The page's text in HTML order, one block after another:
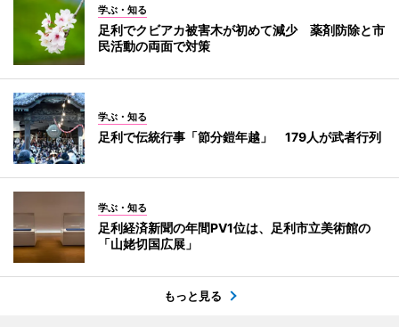
学ぶ・知る
足利でクビアカ被害木が初めて減少 薬剤防除と市
民活動の両面で対策
学ぶ・知る
足利で伝統行事「節分鎧年越」 179人が武者行列
学ぶ・知る
足利経済新聞の年間PV1位は、足利市立美術館の
「山姥切国広展」
もっと見る